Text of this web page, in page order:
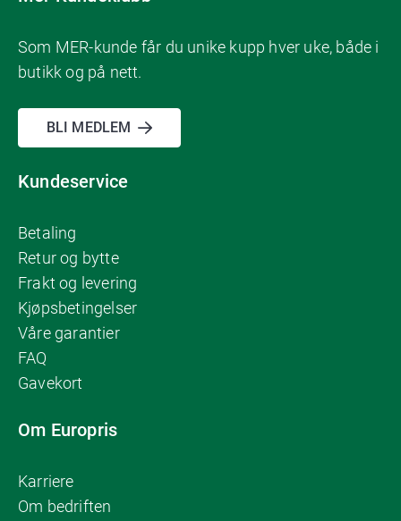
Som MER-kunde får du unike kupp hver uke, både i
butikk og på nett.
BLI MEDLEM
Kundeservice
Betaling
Retur og bytte
Frakt og levering
Kjøpsbetingelser
Våre garantier
FAQ
Gavekort
Om Europris
Karriere
Om bedriften